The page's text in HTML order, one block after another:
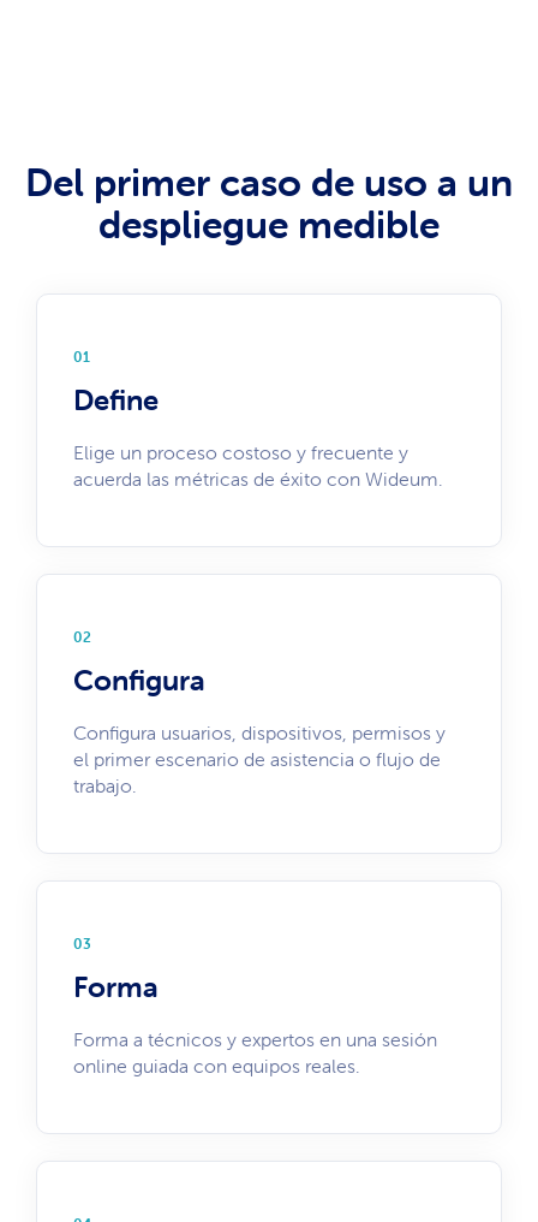
Del primer caso de uso a un
despliegue medible
01
Define
Elige un proceso costoso y frecuente y
acuerda las métricas de éxito con Wideum.
02
Configura
Configura usuarios, dispositivos, permisos y
el primer escenario de asistencia o flujo de
trabajo.
03
Forma
Forma a técnicos y expertos en una sesión
online guiada con equipos reales.